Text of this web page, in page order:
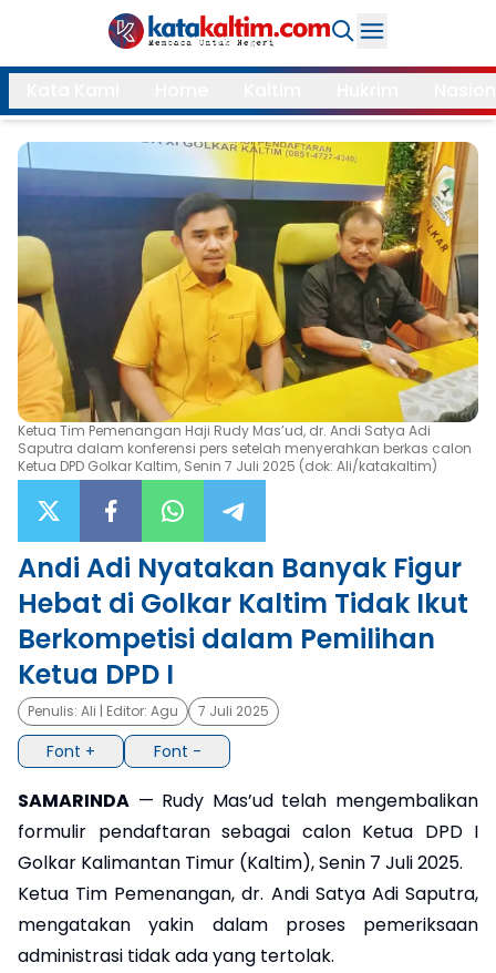
Daerah
Kukar
Samarinda
Bontang
Balikpapan
Kubar
Kutim
PPU
Mahulu
Paser
Berau
More
Internasional
Feature
Opini
Gaya
×
Search
Ketua Tim Pemenangan Haji Rudy Mas’ud, dr. Andi Satya Adi
Saputra dalam konferensi pers setelah menyerahkan berkas calon
Ketua DPD Golkar Kaltim, Senin 7 Juli 2025 (dok: Ali/katakaltim)
Andi Adi Nyatakan Banyak Figur
Hebat di Golkar Kaltim Tidak Ikut
Berkompetisi dalam Pemilihan
Ketua DPD I
Penulis: Ali | Editor: Agu 7 Juli 2025
Font + Font -
SAMARINDA — Rudy Mas’ud telah mengembalikan
formulir pendaftaran sebagai calon Ketua DPD I
Golkar Kalimantan Timur (Kaltim), Senin 7 Juli 2025.
Ketua Tim Pemenangan, dr. Andi Satya Adi Saputra,
mengatakan yakin dalam proses pemeriksaan
administrasi tidak ada yang tertolak.